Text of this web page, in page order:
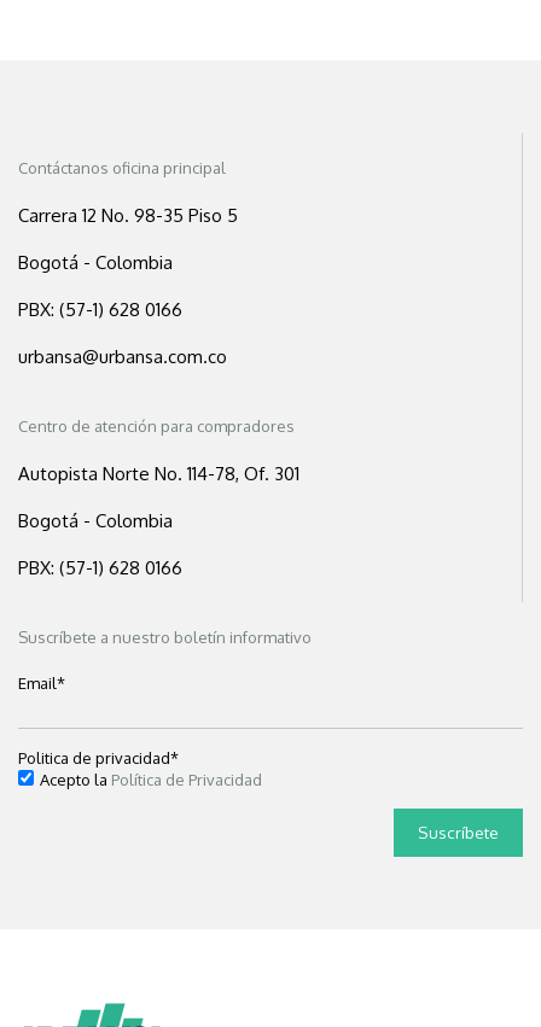
Contáctanos oficina principal
Carrera 12 No. 98-35 Piso 5
Bogotá - Colombia
PBX: (57-1) 628 0166
urbansa@urbansa.com.co
Centro de atención para compradores
Autopista Norte No. 114-78, Of. 301
Bogotá - Colombia
PBX: (57-1) 628 0166
Suscríbete a nuestro boletín informativo
Email*
Politica de privacidad*
Acepto la Política de Privacidad